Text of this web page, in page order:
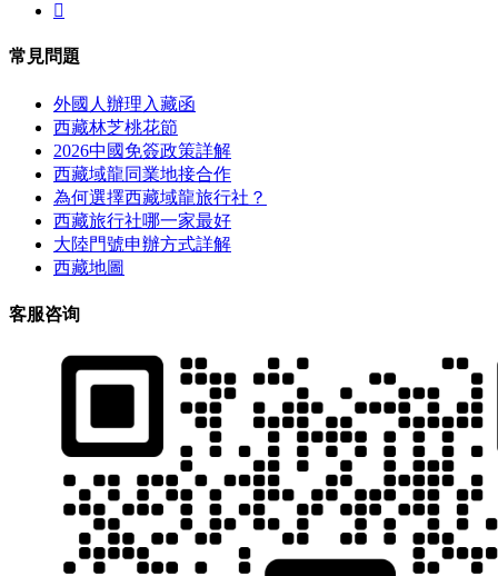

常見問題
外國人辦理入藏函
西藏林芝桃花節
2026中國免簽政策詳解
西藏域龍同業地接合作
為何選擇西藏域龍旅行社？
西藏旅行社哪一家最好
大陸門號申辦方式詳解
西藏地圖
客服咨询